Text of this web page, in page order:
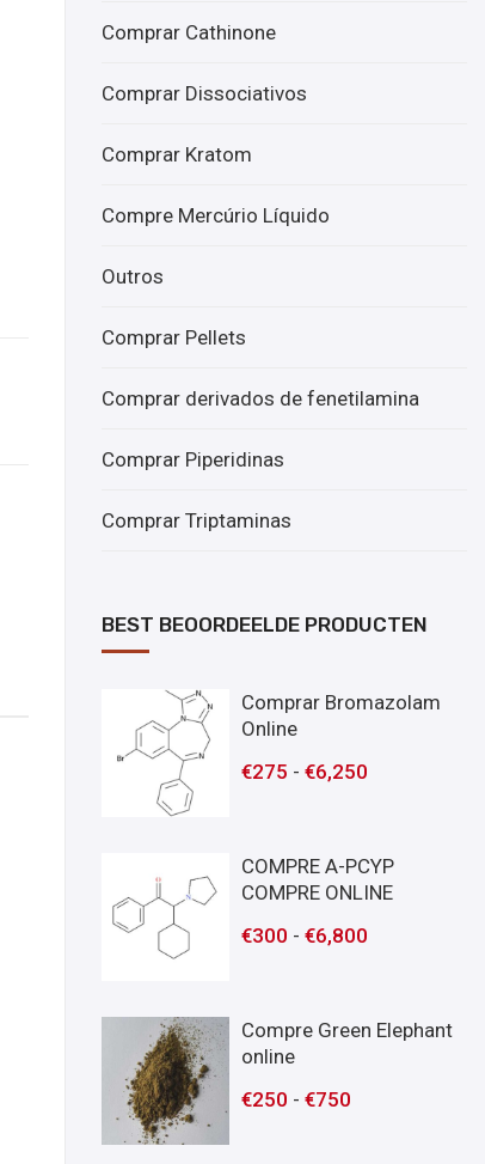
Comprar Cathinone
Comprar Dissociativos
Comprar Kratom
Compre Mercúrio Líquido
Outros
Comprar Pellets
Comprar derivados de fenetilamina
Comprar Piperidinas
Comprar Triptaminas
BEST BEOORDEELDE PRODUCTEN
Comprar Bromazolam
Online
€275 -€6,250
COMPRE A-PCYP
COMPRE ONLINE
€300 -€6,800
Compre Green Elephant
online
€250 -€750